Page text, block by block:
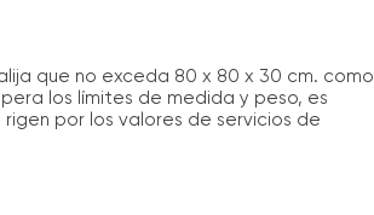
que no exceda 80 x 80 x 30 cm. como
los límites de medida y peso, es
por los valores de servicios de